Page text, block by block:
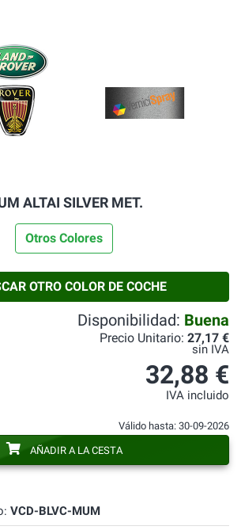
ALTAI SILVER MET.
Otros Colores
OTRO COLOR DE COCHE
VCD-BLVC-MUM
Disponibilidad: Buena
Precio Unitario: 27,17 €
sin IVA
32,88 €
IVA incluido
Válido hasta: 30-09-2026
AÑADIR A LA CESTA